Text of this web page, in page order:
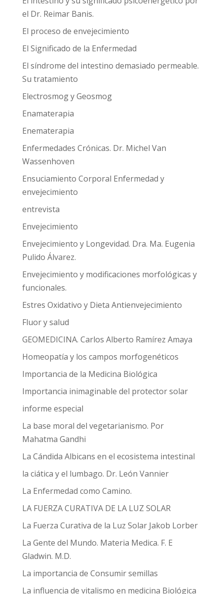
el Dr. Reimar Banis.
El proceso de envejecimiento
El Significado de la Enfermedad
El síndrome del intestino demasiado permeable.
Su tratamiento
Electrosmog y Geosmog
Enamaterapia
Enematerapia
Enfermedades Crónicas. Dr. Michel Van
Wassenhoven
Ensuciamiento Corporal Enfermedad y
envejecimiento
entrevista
Envejecimiento
Envejecimiento y Longevidad. Dra. Ma. Eugenia
Pulido Álvarez.
Envejecimiento y modificaciones morfológicas y
funcionales.
Estres Oxidativo y Dieta Antienvejecimiento
Fluor y salud
GEOMEDICINA. Carlos Alberto Ramírez Amaya
Homeopatía y los campos morfogenéticos
Importancia de la Medicina Biológica
Importancia inimaginable del protector solar
informe especial
La base moral del vegetarianismo. Por
Mahatma Gandhi
La Cándida Albicans en el ecosistema intestinal
la ciática y el lumbago. Dr. León Vannier
La Enfermedad como Camino.
LA FUERZA CURATIVA DE LA LUZ SOLAR
La Fuerza Curativa de la Luz Solar Jakob Lorber
La Gente del Mundo. Materia Medica. F. E
Gladwin. M.D.
La importancia de Consumir semillas
La influencia de vitalismo en medicina Biológica